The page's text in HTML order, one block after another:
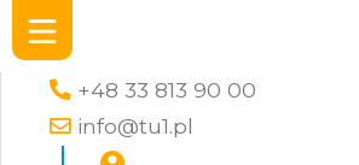
+48 33 813 90 00
info@tu1.pl